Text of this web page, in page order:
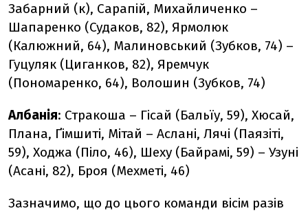
Забарний (к), Сарапій, Михайличенко –
Шапаренко (Судаков, 82), Ярмолюк
(Калюжний, 64), Малиновський (Зубков, 74) –
Гуцуляк (Циганков, 82), Яремчук
(Пономаренко, 64), Волошин (Зубков, 74)
Албанія: Стракоша – Гісай (Бальїу, 59), Хюсай,
Плана, Ґімшиті, Мітай – Аслані, Лячі (Паязіті,
59), Ходжа (Піло, 46), Шеху (Байрамі, 59) – Узуні
(Асані, 82), Броя (Мехметі, 46)
Зазначимо, що до цього команди вісім разів